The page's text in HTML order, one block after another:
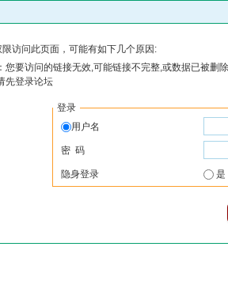
访问此页面，可能有如下几个原因:
您要访问的链接无效,可能链接不完整,或数据已被删
先登录论坛
登录
用户名
密 码
隐身登录